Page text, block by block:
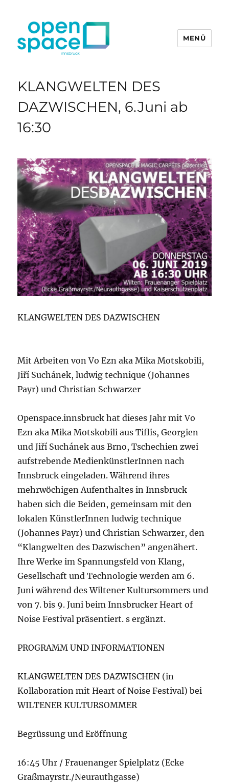
MENÜ
KLANGWELTEN DES
DAZWISCHEN, 6.Juni ab
16:30
KLANGWELTEN DES DAZWISCHEN
Mit Arbeiten von Vo Ezn aka Mika Motskobili,
Jiří Suchánek, ludwig technique (Johannes
Payr) und Christian Schwarzer
Openspace.innsbruck hat dieses Jahr mit Vo
Ezn aka Mika Motskobili aus Tiflis, Georgien
und Jiří Suchánek aus Brno, Tschechien zwei
aufstrebende MedienkünstlerInnen nach
Innsbruck eingeladen. Während ihres
mehrwöchigen Aufenthaltes in Innsbruck
haben sich die Beiden, gemeinsam mit den
lokalen KünstlerInnen ludwig technique
(Johannes Payr) und Christian Schwarzer, den
“Klangwelten des Dazwischen” angenähert.
Ihre Werke im Spannungsfeld von Klang,
Gesellschaft und Technologie werden am 6.
Juni während des Wiltener Kultursommers und
von 7. bis 9. Juni beim Innsbrucker Heart of
Noise Festival präsentiert. s ergänzt.
PROGRAMM UND INFORMATIONEN
KLANGWELTEN DES DAZWISCHEN (in
Kollaboration mit Heart of Noise Festival) bei
WILTENER KULTURSOMMER
Begrüssung und Eröffnung
16:45 Uhr / Frauenanger Spielplatz (Ecke
Graßmayrstr./Neurauthgasse)